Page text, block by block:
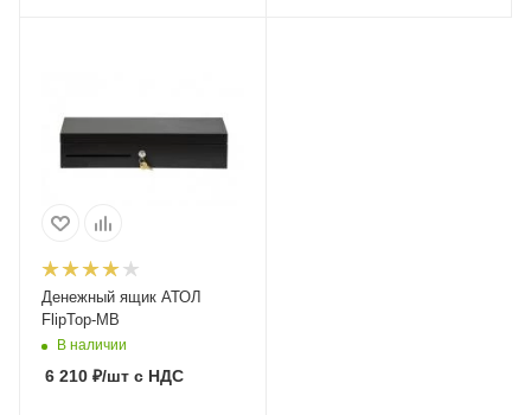
Денежный ящик АТОЛ
FlipTop-MB
В наличии
6 210 ₽/шт с НДС